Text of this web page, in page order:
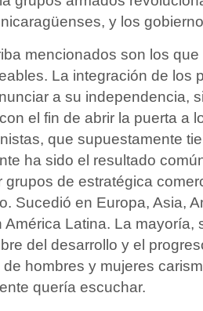
y los
mencionados son los
La integración de los
a su independencia,
el fin de abrir la puerta a
que supuestamente
ha sido el resultado
grupos de estratégica
Sucedió en Europa, Asia,
América Latina. La mayoría,
del desarrollo y el
hombres y mujeres
quería escuchar.